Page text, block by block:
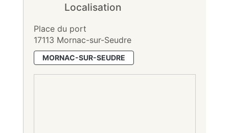
Localisation
Place du port
17113 Mornac-sur-Seudre
MORNAC-SUR-SEUDRE